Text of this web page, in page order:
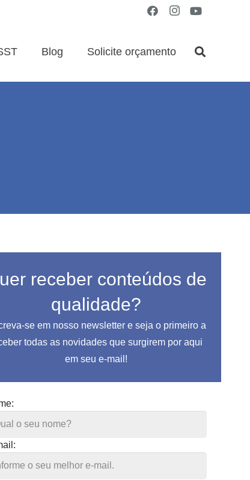
Blog Solicite orçamento
receber conteúdos de
qualidade?
se em nosso newsletter e seja o primeiro a
todas as novidades que surgirem por aqui
em seu e-mail!